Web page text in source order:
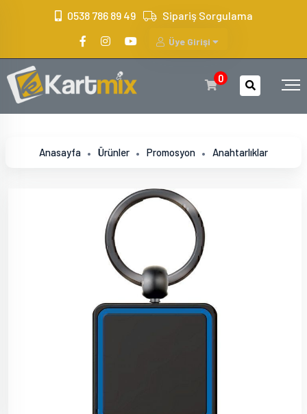
0538 786 89 49 Sipariş Sorgulama
Üye Girişi
0
Anasayfa Ürünler Promosyon Anahtarlıklar